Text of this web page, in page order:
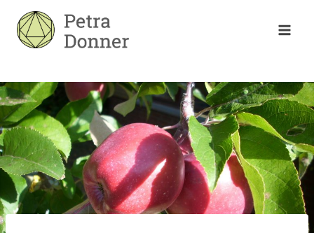
Inhalt
springen